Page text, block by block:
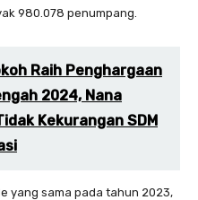
980.078 penumpang.
Raih Penghargaan
2024, Nana
Kekurangan SDM
yang sama pada tahun 2023,